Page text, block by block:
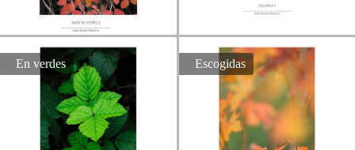
En verdes Escogidas